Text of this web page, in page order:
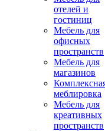
отелей и
гостиниц
Мебель для
офисных
пространств
Мебель для
магазинов
меблировка
Мебель для
креативных
пространств